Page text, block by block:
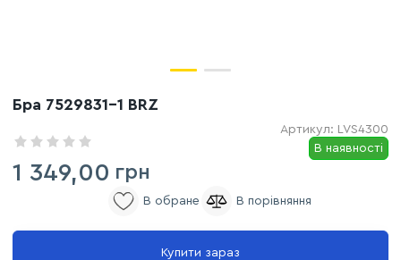
Бра 7529831-1 BRZ
Артикул: LVS4300
В наявності
1 349,00 грн
Купити зараз